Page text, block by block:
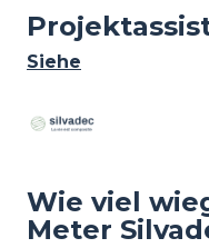
Siehe
Wie viel
Meter